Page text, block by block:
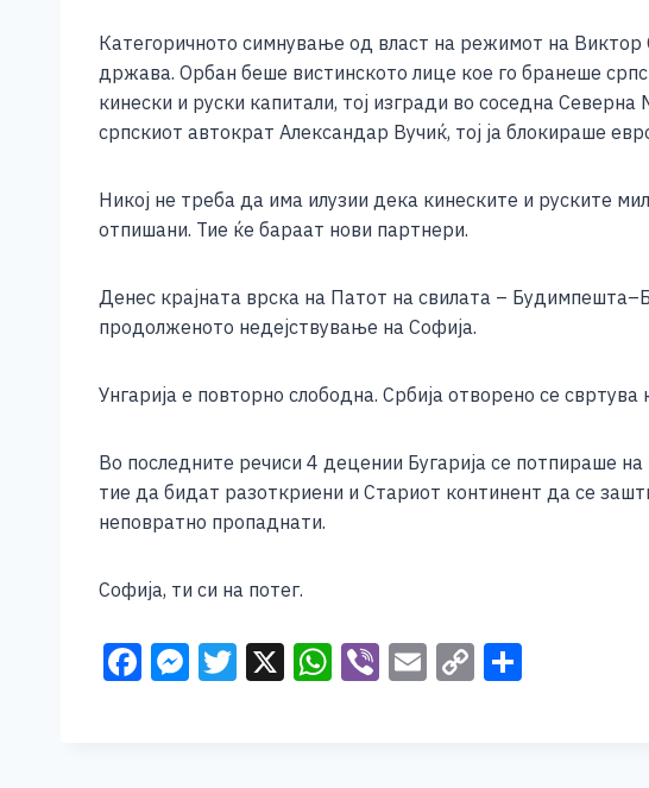
o
k
er p k
Категоричното симнување од власт на режимот на Виктор
држава. Орбан беше вистинското лице кое го бранеше
кинески и руски капитали, тој изгради во соседна
српскиот автократ Александар Вучиќ, тој ја блокираше
Никој не треба да има илузии дека кинеските и руските
отпишани. Тие ќе бараат нови партнери.
Денес крајната врска на Патот на свилата –
продолженото недејствување на Софија.
Унгарија е повторно слободна. Србија отворено се
Во последните речиси 4 децении Бугарија се потпираше
тие да бидат разоткриени и Стариот континент да се
неповратно пропаднати.
Софија, ти си на потег.
F M T X W Vi E C